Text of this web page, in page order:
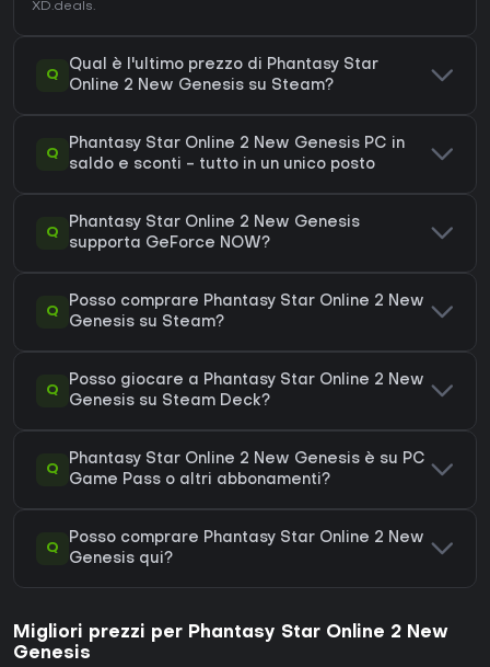
XD.deals.
Q
Qual è l'ultimo prezzo di Phantasy Star
Online 2 New Genesis su Steam?
Q
Phantasy Star Online 2 New Genesis PC in
saldo e sconti - tutto in un unico posto
Q
Phantasy Star Online 2 New Genesis
supporta GeForce NOW?
Q
Posso comprare Phantasy Star Online 2 New
Genesis su Steam?
Q
Posso giocare a Phantasy Star Online 2 New
Genesis su Steam Deck?
Q
Phantasy Star Online 2 New Genesis è su PC
Game Pass o altri abbonamenti?
Q
Posso comprare Phantasy Star Online 2 New
Genesis qui?
Migliori prezzi per Phantasy Star Online 2 New
Genesis